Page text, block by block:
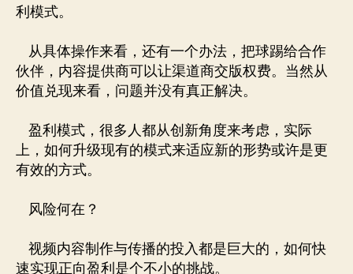
利模式。
从具体操作来看，还有一个办法，把球踢给合作
伙伴，内容提供商可以让渠道商交版权费。当然从
价值兑现来看，问题并没有真正解决。
盈利模式，很多人都从创新角度来考虑，实际
上，如何升级现有的模式来适应新的形势或许是更
有效的方式。
风险何在？
视频内容制作与传播的投入都是巨大的，如何快
速实现正向盈利是个不小的挑战。